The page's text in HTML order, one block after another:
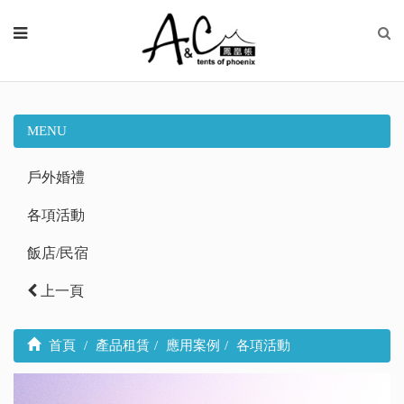
MENU
戶外婚禮
各項活動
飯店/民宿
上一頁
首頁 產品租賃 應用案例 各項活動